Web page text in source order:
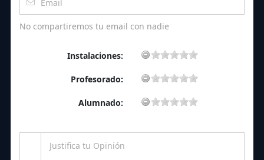
No compartiremos tu email con nadie
Instalaciones:
Profesorado:
Alumnado: